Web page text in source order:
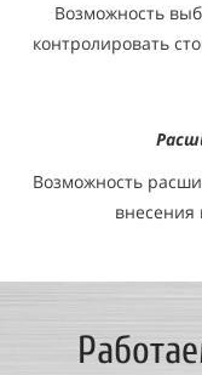
Возможность
контролировать
Возможность
внесения